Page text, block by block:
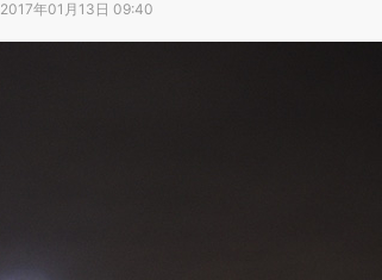
2017年01月13日 09:40